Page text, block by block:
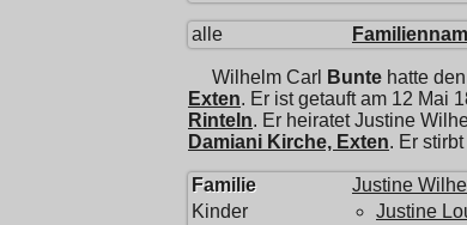
alle
Wilhelm Carl Bunte hatte
Exten. Er ist getauft am 12 Mai
Rinteln. Er heiratetJustine
Damiani Kirche, Exten. Er
Familie Justine
Kinder
Justine